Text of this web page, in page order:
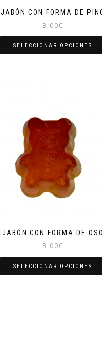
JABÓN CON FORMA DE PINO
3,00€
SELECCIONAR OPCIONES
JABÓN CON FORMA DE OSO
3,00€
SELECCIONAR OPCIONES